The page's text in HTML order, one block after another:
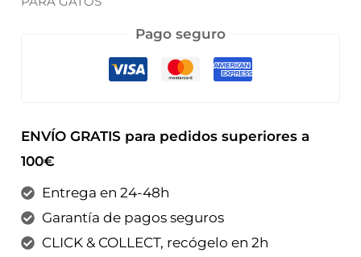
Pago seguro
ENVÍO GRATIS para pedidos superiores a
100€
Entrega en 24-48h
Garantía de pagos seguros
CLICK & COLLECT, recógelo en 2h